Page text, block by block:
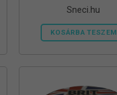
Sneci.hu
KOSÁRBA TESZEM